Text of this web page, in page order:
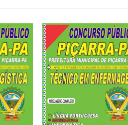
Add to
wishlist
Add